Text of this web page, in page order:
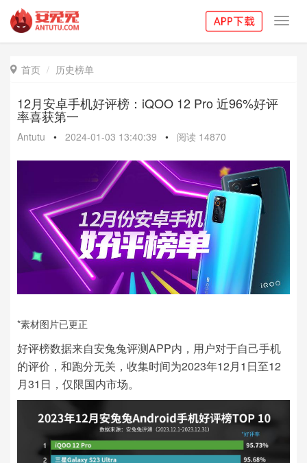
 首页 历史榜单
12月安卓手机好评榜：iQOO 12 Pro 近96%好评
率喜获第一
Antutu • 2024-01-03 13:40:39 • 阅读 14870
*素材图片已更正
好评榜数据来自安兔兔评测APP内，用户对于自己手机
的评价，和跑分无关，收集时间为2023年12月1日至12
月31日，仅限国内市场。